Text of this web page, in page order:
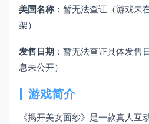
美国名称：暂无法查证（游戏未
架）
发售日期 ：暂无法查证具体发
息未公开）
游戏简介
《揭开美女面纱》是一款真人互